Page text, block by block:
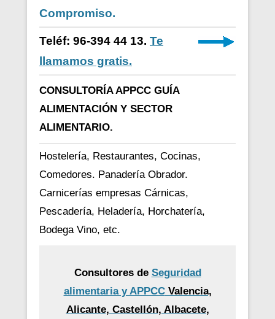
Compromiso.
Teléf: 96-394 44 13. Te
llamamos gratis.
CONSULTORÍA APPCC GUÍA
ALIMENTACIÓN Y SECTOR
ALIMENTARIO.
Hostelería, Restaurantes, Cocinas,
Comedores. Panadería Obrador.
Carnicerías empresas Cárnicas,
Pescadería, Heladería, Horchatería,
Bodega Vino, etc.
Consultores de Seguridad
alimentaria y APPCCValencia,
Alicante, Castellón, Albacete,